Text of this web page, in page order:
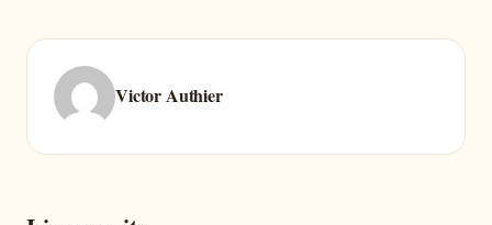
Victor Authier